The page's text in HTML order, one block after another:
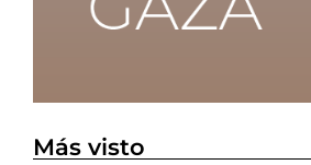
Más visto